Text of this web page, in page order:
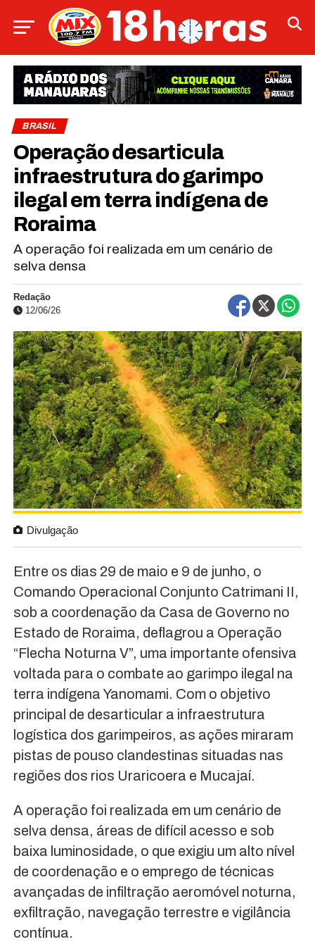
BRASIL
Operação desarticula
infraestrutura do garimpo
ilegal em terra indígena de
Roraima
A operação foi realizada em um cenário de
selva densa
Redação
12/06/26
Divulgação
Entre os dias 29 de maio e 9 de junho, o
Comando Operacional Conjunto Catrimani II,
sob a coordenação da Casa de Governo no
Estado de Roraima, deflagrou a Operação
“Flecha Noturna V”, uma importante ofensiva
voltada para o combate ao garimpo ilegal na
terra indígena Yanomami. Com o objetivo
principal de desarticular a infraestrutura
logística dos garimpeiros, as ações miraram
pistas de pouso clandestinas situadas nas
regiões dos rios Uraricoera e Mucajaí.
A operação foi realizada em um cenário de
selva densa, áreas de difícil acesso e sob
baixa luminosidade, o que exigiu um alto nível
de coordenação e o emprego de técnicas
avançadas de infiltração aeromóvel noturna,
exfiltração, navegação terrestre e vigilância
contínua.